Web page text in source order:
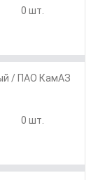
0 шт.
/ ПАО КамАЗ
0 шт.